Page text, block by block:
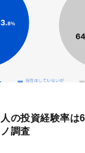
の投資経験率は
調査